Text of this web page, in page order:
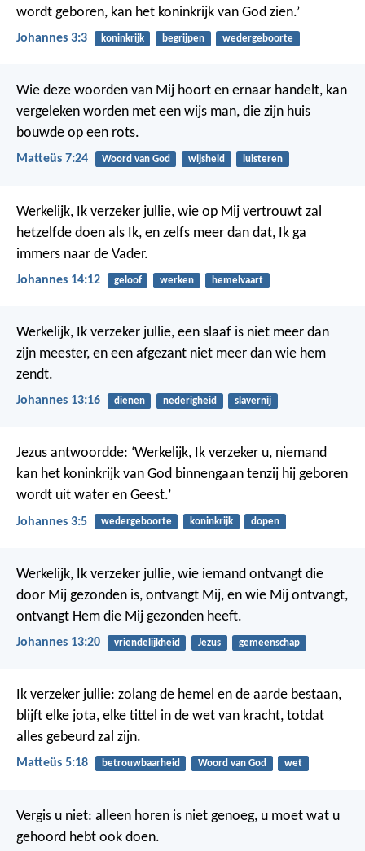
wordt geboren, kan het koninkrijk van God zien.’
Johannes 3:3 koninkrijk begrijpen wedergeboorte
Wie deze woorden van Mij hoort en ernaar handelt, kan
vergeleken worden met een wijs man, die zijn huis
bouwde op een rots.
Matteüs 7:24 Woord van God wijsheid luisteren
Werkelijk, Ik verzeker jullie, wie op Mij vertrouwt zal
hetzelfde doen als Ik, en zelfs meer dan dat, Ik ga
immers naar de Vader.
Johannes 14:12 geloof werken hemelvaart
Werkelijk, Ik verzeker jullie, een slaaf is niet meer dan
zijn meester, en een afgezant niet meer dan wie hem
zendt.
Johannes 13:16 dienen nederigheid slavernij
Jezus antwoordde: ‘Werkelijk, Ik verzeker u, niemand
kan het koninkrijk van God binnengaan tenzij hij geboren
wordt uit water en Geest.’
Johannes 3:5 wedergeboorte koninkrijk dopen
Werkelijk, Ik verzeker jullie, wie iemand ontvangt die
door Mij gezonden is, ontvangt Mij, en wie Mij ontvangt,
ontvangt Hem die Mij gezonden heeft.
Johannes 13:20 vriendelijkheid Jezus gemeenschap
Ik verzeker jullie: zolang de hemel en de aarde bestaan,
blijft elke jota, elke tittel in de wet van kracht, totdat
alles gebeurd zal zijn.
Matteüs 5:18 betrouwbaarheid Woord van God wet
Vergis u niet: alleen horen is niet genoeg, u moet wat u
gehoord hebt ook doen.